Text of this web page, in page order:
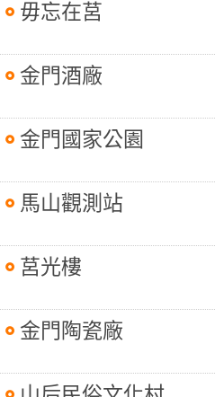
毋忘在莒
金門酒廠
金門國家公園
馬山觀測站
莒光樓
金門陶瓷廠